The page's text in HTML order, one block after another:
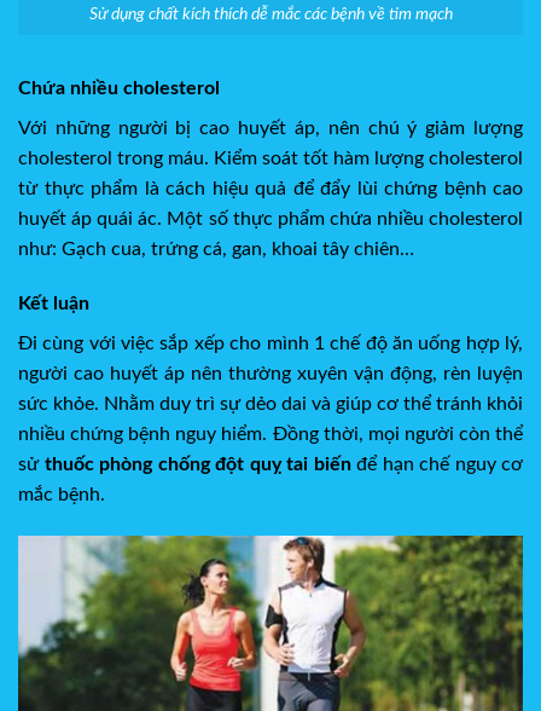
Sử dụng chất kích thích dễ mắc các bệnh về tim mạch
Chứa nhiều cholesterol
Với những người bị cao huyết áp, nên chú ý giảm lượng
cholesterol trong máu. Kiểm soát tốt hàm lượng cholesterol
từ thực phẩm là cách hiệu quả để đẩy lùi chứng bệnh cao
huyết áp quái ác. Một số thực phẩm chứa nhiều cholesterol
như: Gạch cua, trứng cá, gan, khoai tây chiên…
Kết luận
Đi cùng với việc sắp xếp cho mình 1 chế độ ăn uống hợp lý,
người cao huyết áp nên thường xuyên vận động, rèn luyện
sức khỏe. Nhằm duy trì sự dẻo dai và giúp cơ thể tránh khỏi
nhiều chứng bệnh nguy hiểm. Đồng thời, mọi người còn thể
sử thuốc phòng chống đột quỵ tai biến để hạn chế nguy cơ
mắc bệnh.